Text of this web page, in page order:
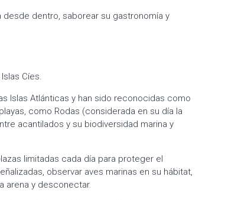
dentro, saborear su gastronomía y
Cíes.
Islas Atlánticas y han sido reconocidas como
como Rodas (considerada en su día la
acantilados y su biodiversidad marina y
limitadas cada día para proteger el
observar aves marinas en su hábitat,
arena y desconectar.